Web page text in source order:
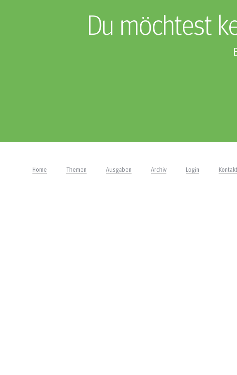
Du möchtest
Home Themen Ausgaben Archiv Login Kontakt